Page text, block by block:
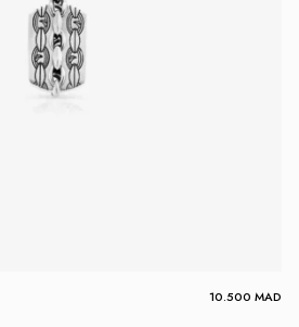
10.500 MAD